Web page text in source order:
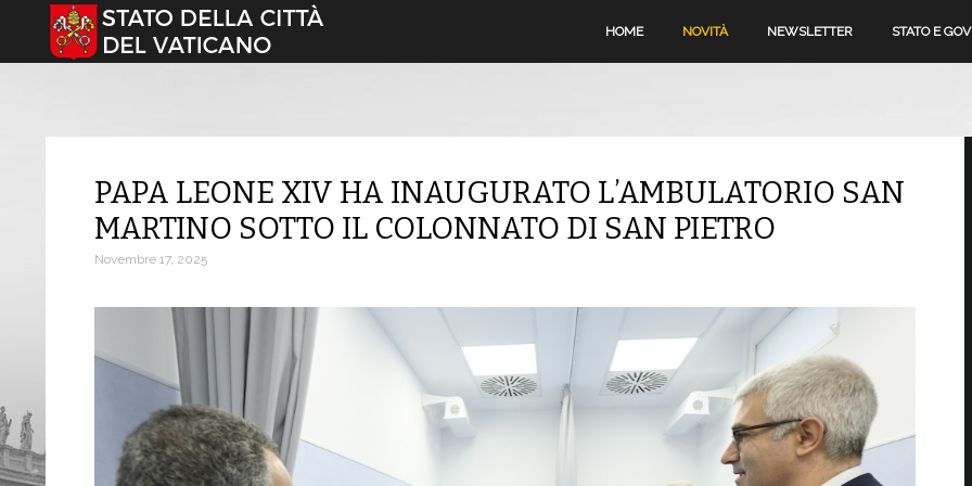
Seleziona la tua lingua HOME NOVITÀ NEWSLETTER STATO E
PAPA LEONE XIV HA INAUGURATO L’AMBULATORIO SAN
MARTINO SOTTO IL COLONNATO DI SAN PIETRO
Novembre 17, 2025